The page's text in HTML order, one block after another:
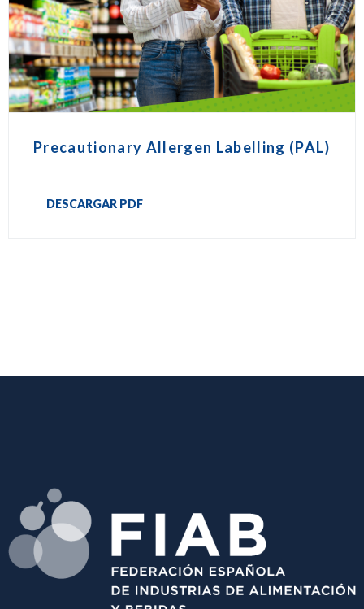
Precautionary Allergen Labelling (PAL)
DESCARGAR PDF